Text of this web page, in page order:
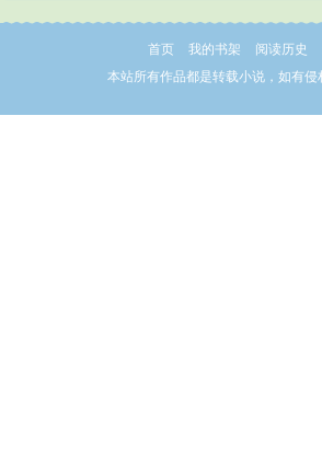
首页 我的书架 阅读历史
本站所有作品都是转载小说，如有侵